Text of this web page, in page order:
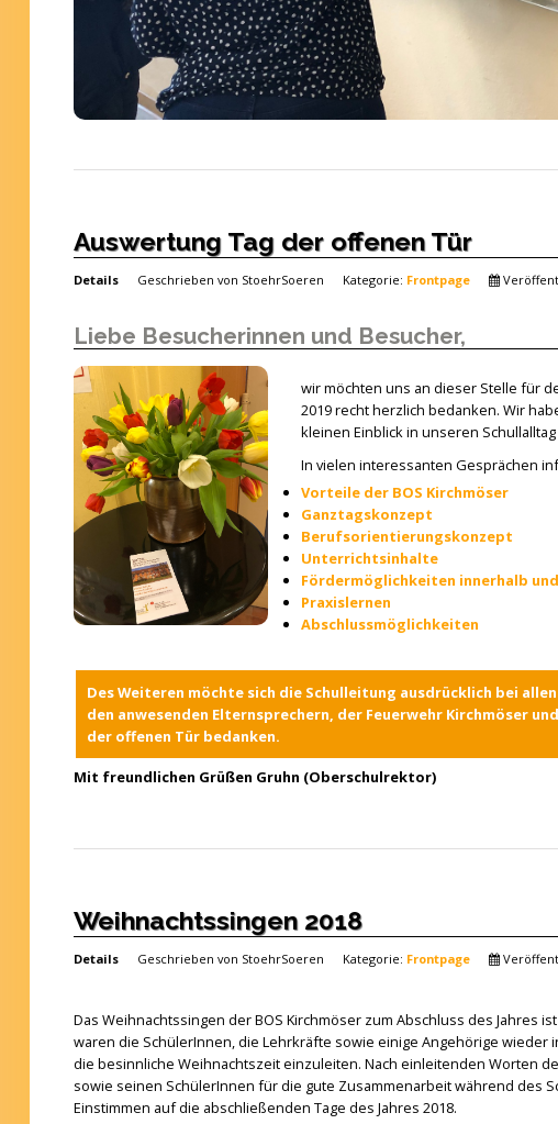
Auswertung Tag der offenen Tür
Details Geschrieben von StoehrSoeren Kategorie: Frontpage
Liebe Besucherinnen und Besucher,
wir möchten uns an dieser Stelle für
2019 recht herzlich bedanken. Wir
kleinen Einblick in unseren
In vielen interessanten Gesprächen
Vorteile der BOS Kirchmöser
Ganztagskonzept
Berufsorientierungskonzept
Unterrichtsinhalte
Fördermöglichkeiten innerhalb
Praxislernen
Abschlussmöglichkeiten
Des Weiteren möchte sich die Schulleitung ausdrücklich bei
den anwesenden Elternsprechern, der Feuerwehr Kirchmöser
der offenen Tür bedanken.
Mit freundlichen Grüßen Gruhn (Oberschulrektor)
Weihnachtssingen 2018
Details Geschrieben von StoehrSoeren Kategorie: Frontpage
Das Weihnachtssingen der BOS Kirchmöser zum Abschluss des Jahres
waren die SchülerInnen, die Lehrkräfte sowie einige Angehörige wieder
die besinnliche Weihnachtszeit einzuleiten. Nach einleitenden Worten
sowie seinen SchülerInnen für die gute Zusammenarbeit während des
Einstimmen auf die abschließenden Tage des Jahres 2018.